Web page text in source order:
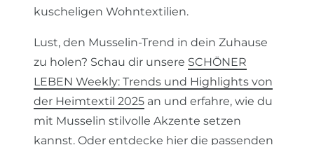
kuscheligen Wohntextilien.
Lust, den Musselin-Trend in dein Zuhause
zu holen? Schau dir unsere SCHÖNER
LEBEN Weekly: Trends und Highlights von
der Heimtextil 2025 an und erfahre, wie du
mit Musselin stilvolle Akzente setzen
kannst. Oder entdecke hier die passenden